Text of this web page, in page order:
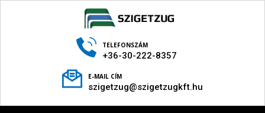
TELEFONSZÁM
+36-30-222-8357
E-MAIL CÍM
szigetzug@szigetzugkft.hu